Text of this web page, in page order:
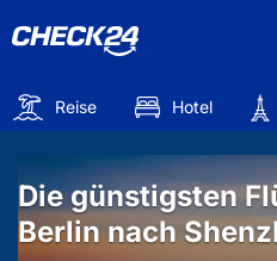
Reise Hotel
Die günstigsten
Berlin nach